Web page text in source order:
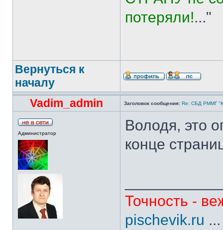
потеряли!..."
Вернуться к
началу
Vadim_admin
Заголовок сообщения: Re: СБД РММГ
Администратор
Володя, это
конце
Точность -
pischevik.ru